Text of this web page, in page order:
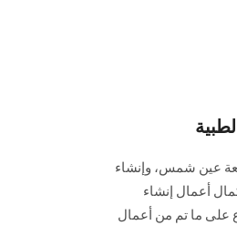
عين شمس، وإنشاء
أعمال إنشاء
على ما تم من أعمال